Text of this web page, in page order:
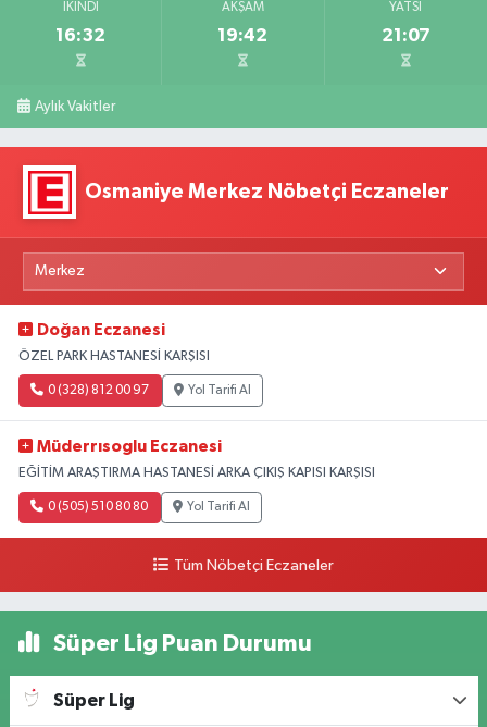
İKINDI
16:32
AKŞAM
19:42
YATSI
21:07
Aylık Vakitler
Osmaniye Merkez Nöbetçi Eczaneler
Doğan Eczanesi
ÖZEL PARK HASTANESİ KARŞISI
0 (328) 812 00 97 Yol Tarifi Al
Müderrısoglu Eczanesi
EĞİTİM ARAŞTIRMA HASTANESİ ARKA ÇIKIŞ KAPISI KARŞISI
0 (505) 510 80 80 Yol Tarifi Al
Tüm Nöbetçi Eczaneler
Süper Lig Puan Durumu
Süper Lig